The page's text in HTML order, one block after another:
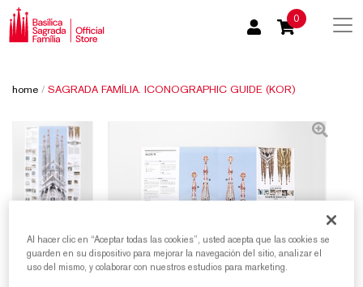
0
home / SAGRADA FAMÍLIA. ICONOGRAPHIC GUIDE (KOR)
Al hacer clic en “Aceptar todas las cookies”, usted acepta que las cookies se
guarden en su dispositivo para mejorar la navegación del sitio, analizar el
uso del mismo, y colaborar con nuestros estudios para marketing.